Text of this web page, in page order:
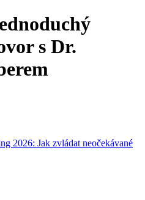
s Dr.
2026: Jak zvládat neočekávané